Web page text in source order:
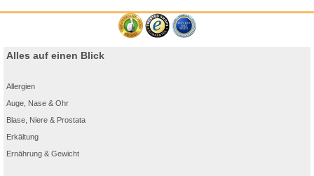
Alles auf einen Blick
Allergien
Auge, Nase & Ohr
Blase, Niere & Prostata
Erkältung
Ernährung & Gewicht